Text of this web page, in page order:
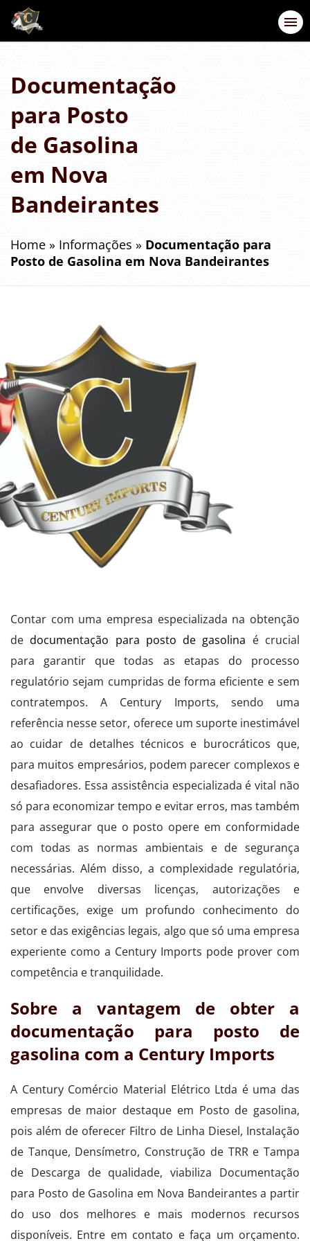
Documentação
para Posto
de Gasolina
em Nova
Bandeirantes
Home » Informações » Documentação para
Posto de Gasolina em Nova Bandeirantes
Contar com uma empresa especializada na obtenção
dedocumentação para posto de gasolina é crucial
para garantir que todas as etapas do processo
regulatório sejam cumpridas de forma eficiente e sem
contratempos. A Century Imports, sendo uma
referência nesse setor, oferece um suporte inestimável
ao cuidar de detalhes técnicos e burocráticos que,
para muitos empresários, podem parecer complexos e
desafiadores. Essa assistência especializada é vital não
só para economizar tempo e evitar erros, mas também
para assegurar que o posto opere em conformidade
com todas as normas ambientais e de segurança
necessárias. Além disso, a complexidade regulatória,
que envolve diversas licenças, autorizações e
certificações, exige um profundo conhecimento do
setor e das exigências legais, algo que só uma empresa
experiente como a Century Imports pode prover com
competência e tranquilidade.
Sobre a vantagem de obter a
documentação para posto de
gasolina com a Century Imports
A Century Comércio Material Elétrico Ltda é uma das
empresas de maior destaque em Posto de gasolina,
pois além de oferecer Filtro de Linha Diesel, Instalação
de Tanque, Densímetro, Construção de TRR e Tampa
de Descarga de qualidade, viabiliza Documentação
para Posto de Gasolina em Nova Bandeirantes a partir
do uso dos melhores e mais modernos recursos
disponíveis. Entre em contato e faça um orçamento.